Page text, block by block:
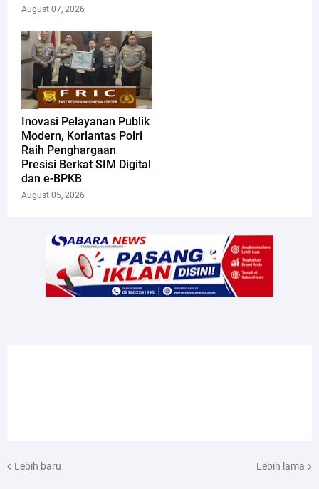
August 07, 2026
Inovasi Pelayanan Publik
Modern, Korlantas Polri
Raih Penghargaan
Presisi Berkat SIM Digital
dan e-BPKB
August 05, 2026
Lebih baru Lebih lama